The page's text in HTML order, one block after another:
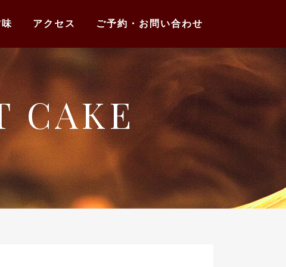
アクセス ご予約・お問い合わせ
CAKE